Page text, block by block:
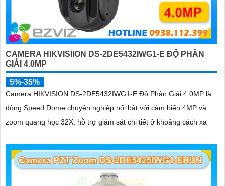
CAMERA HIKVISIION DS-2DE5432IWG1-E ĐỘ PHÂN
GIẢI 4.0MP
5%-35%
Camera HIKVISION DS-2DE5432IWG1-E Độ Phân Giải 4.0MP là
dòng Speed Dome chuyên nghiệp nổi bật với cảm biến 4MP và
zoom quang học 32X, hỗ trợ giám sát chi tiết ở khoảng cách xa